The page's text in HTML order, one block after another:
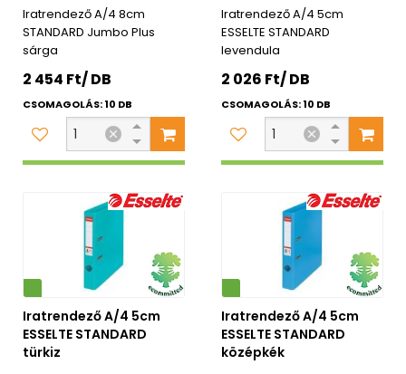
Iratrendező A/4 8cm
STANDARD Jumbo Plus
sárga
2 454 Ft/ DB
CSOMAGOLÁS: 10 DB
Iratrendező A/4 5cm
ESSELTE STANDARD
levendula
2 026 Ft/ DB
CSOMAGOLÁS: 10 DB
Iratrendező A/4 5cm
ESSELTE STANDARD
türkiz
Környezetbarát
Iratrendező A/4 5cm
ESSELTE STANDARD
középkék